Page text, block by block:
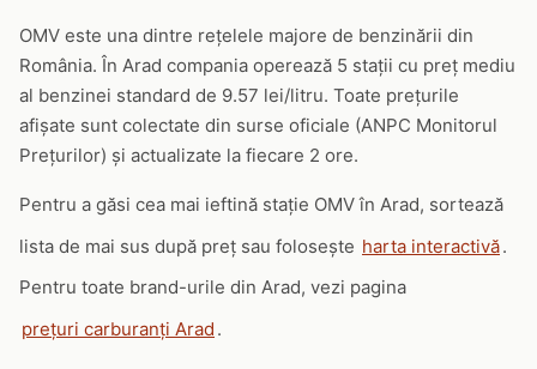
OMV este una dintre rețelele majore de benzinării din
România. În Arad compania operează 5 stații cu preț mediu
al benzinei standard de 9.57 lei/litru. Toate prețurile
afișate sunt colectate din surse oficiale (ANPC Monitorul
Prețurilor) și actualizate la fiecare 2 ore.
Pentru a găsi cea mai ieftină stație OMV în Arad, sortează
lista de mai sus după preț sau folosește harta interactivă.
Pentru toate brand-urile din Arad, vezi pagina
prețuri carburanți Arad .